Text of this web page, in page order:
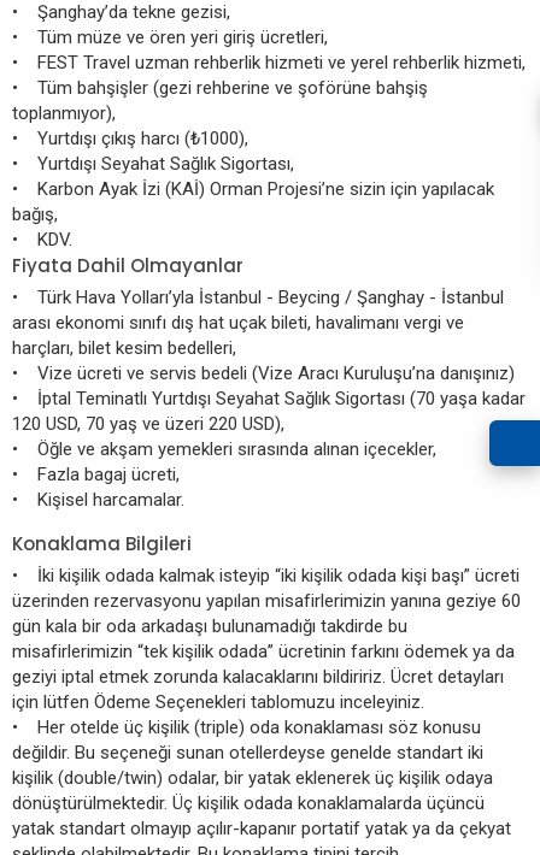
• Şanghay’da tekne gezisi,
• Tüm müze ve ören yeri giriş ücretleri,
• FEST Travel uzman rehberlik hizmeti ve yerel rehberlik hizmeti,
• Tüm bahşişler (gezi rehberine ve şoförüne bahşiş
toplanmıyor),
• Yurtdışı çıkış harcı (₺1000),
• Yurtdışı Seyahat Sağlık Sigortası,
• Karbon Ayak İzi (KAİ) Orman Projesi’ne sizin için yapılacak
bağış,
• KDV.
Fiyata Dahil Olmayanlar
• Türk Hava Yolları’yla İstanbul - Beycing / Şanghay - İstanbul
arası ekonomi sınıfı dış hat uçak bileti, havalimanı vergi ve
harçları, bilet kesim bedelleri,
• Vize ücreti ve servis bedeli (Vize Aracı Kuruluşu’na danışınız)
• İptal Teminatlı Yurtdışı Seyahat Sağlık Sigortası (70 yaşa kadar
120 USD, 70 yaş ve üzeri 220 USD),
• Öğle ve akşam yemekleri sırasında alınan içecekler,
• Fazla bagaj ücreti,
• Kişisel harcamalar.
Konaklama Bilgileri
• İki kişilik odada kalmak isteyip “iki kişilik odada kişi başı” ücreti
üzerinden rezervasyonu yapılan misafirlerimizin yanına geziye 60
gün kala bir oda arkadaşı bulunamadığı takdirde bu
misafirlerimizin “tek kişilik odada” ücretinin farkını ödemek ya da
geziyi iptal etmek zorunda kalacaklarını bildiririz. Ücret detayları
için lütfen Ödeme Seçenekleri tablomuzu inceleyiniz.
• Her otelde üç kişilik (triple) oda konaklaması söz konusu
değildir. Bu seçeneği sunan otellerdeyse genelde standart iki
kişilik (double/twin) odalar, bir yatak eklenerek üç kişilik odaya
dönüştürülmektedir. Üç kişilik odada konaklamalarda üçüncü
yatak standart olmayıp açılır-kapanır portatif yatak ya da çekyat